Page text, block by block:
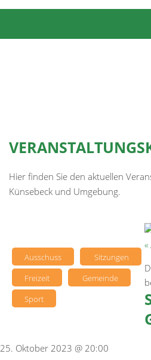
Hier finden Sie den aktuellen
Künsebeck und Umgebung.
Ausschuss
Sitzungen
Freizeit
Gemeinde
Sport
25. Oktober 2023 @ 20:00